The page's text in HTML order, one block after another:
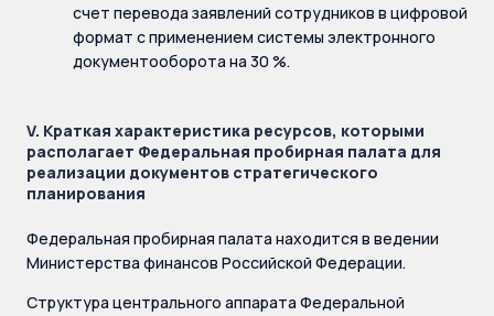
счет перевода заявлений сотрудников в цифровой
формат с применением системы электронного
документооборота на 30 %.
V. Краткая характеристика ресурсов, которыми
располагает Федеральная пробирная палата для
реализации документов стратегического
планирования
Федеральная пробирная палата находится в ведении
Министерства финансов Российской Федерации.
Структура центрального аппарата Федеральной